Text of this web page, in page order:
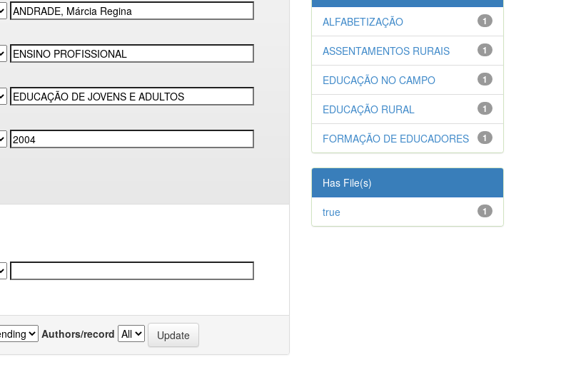
Authors/record
1
ALFABETIZAÇÃO
1
ASSENTAMENTOS RURAIS
1
EDUCAÇÃO NO CAMPO
1
EDUCAÇÃO RURAL
1
FORMAÇÃO DE EDUCADORES
Has File(s)
1
true